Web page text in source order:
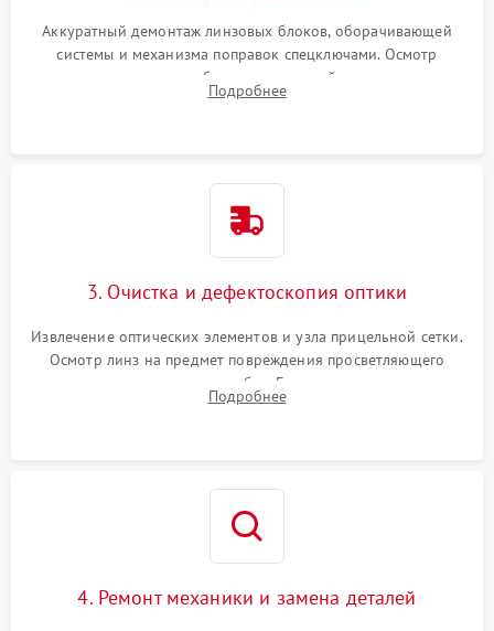
Аккуратный демонтаж линзовых блоков, оборачивающей
системы и механизма поправок спецключами. Осмотр
внутренних резьбовых соединений, пружин и
уплотнительных колец. Поиск причин люфта, смещения
Подробнее
3. Очистка и дефектоскопия оптики
Извлечение оптических элементов и узла прицельной сетки.
Осмотр линз на предмет повреждения просветляющего
покрытия или появления грибка. Бережная очистка стекол
спецрастворами. Проверка целостности гравированной
Подробнее
4. Ремонт механики и замена деталей